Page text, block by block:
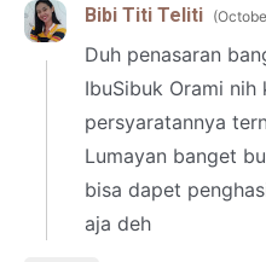
Bibi Titi Teliti
Duh penasaran
IbuSibuk Orami nih
persyaratannya
Lumayan banget
bisa dapet
aja deh